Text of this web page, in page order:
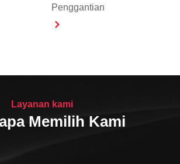
Penggantian
Layanan kami
Memilih Kami